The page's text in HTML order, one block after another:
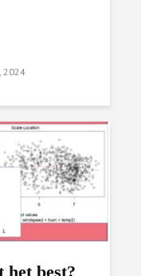
2024
het best?